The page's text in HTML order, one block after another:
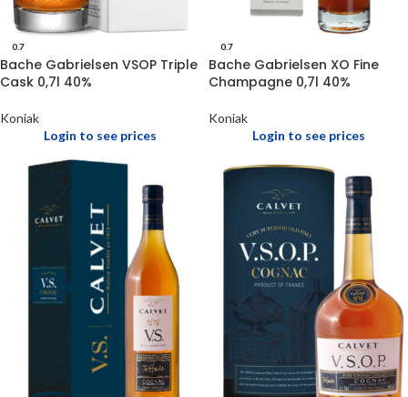
0.7
Bache Gabrielsen VSOP Triple
Cask 0,7l 40%
Koniak
Login to see prices
0.7
Bache Gabrielsen XO Fine
Champagne 0,7l 40%
Koniak
Login to see prices